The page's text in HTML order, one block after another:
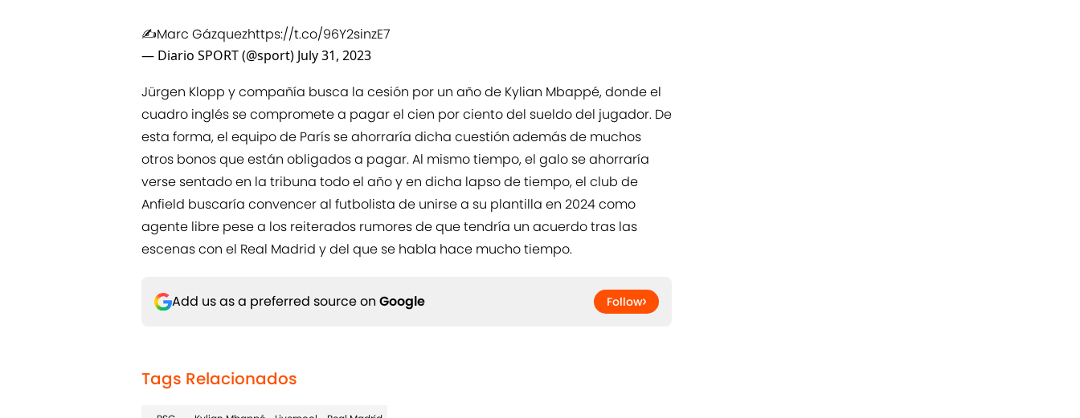
✍️Marc Gázquezhttps://t.co/96Y2sinzE7
— Diario SPORT (@sport) July 31, 2023
Jürgen Klopp y compañía busca la cesión por un año de Kylian Mbappé, donde el
cuadro inglés se compromete a pagar el cien por ciento del sueldo del jugador. De
esta forma, el equipo de París se ahorraría dicha cuestión además de muchos
otros bonos que están obligados a pagar. Al mismo tiempo, el galo se ahorraría
verse sentado en la tribuna todo el año y en dicha lapso de tiempo, el club de
Anfield buscaría convencer al futbolista de unirse a su plantilla en 2024 como
agente libre pese a los reiterados rumores de que tendría un acuerdo tras las
escenas con el Real Madrid y del que se habla hace mucho tiempo.
Add us as a preferred source on Google Follow
Tags Relacionados